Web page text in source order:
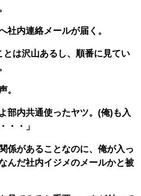
社内連絡メールが届く。
とは沢山あるし、順番に見てい
。
部内共通使ったヤツ。(俺)も入
・・」
があることなのに、俺が入っ
だ社内イジメのメールかと被